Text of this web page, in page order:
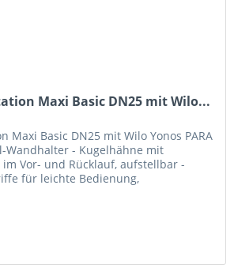
Maxi Basic DN25 mit Wilo...
Maxi Basic DN25 mit Wilo Yonos PARA
Wandhalter - Kugelhähne mit
Vor- und Rücklauf, aufstellbar -
für leichte Bedienung,